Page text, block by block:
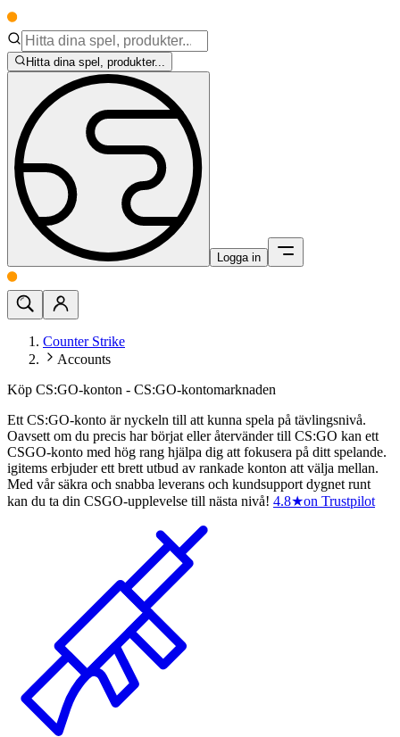
Hitta dina spel, produkter...
Logga in
Counter Strike
Accounts
Köp CS:GO-konton - CS:GO-kontomarknaden
Ett CS:GO-konto är nyckeln till att kunna spela på tävlingsnivå.
Oavsett om du precis har börjat eller återvänder till CS:GO kan ett
CSGO-konto med hög rang hjälpa dig att fokusera på ditt spelande.
igitems erbjuder ett brett utbud av rankade konton att välja mellan.
Med vår säkra och snabba leverans och kundsupport dygnet runt
kan du ta din CSGO-upplevelse till nästa nivå! 4.8★on Trustpilot